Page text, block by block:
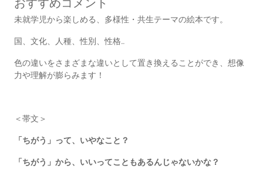
おすすめコメント
未就学児から楽しめる、多様性・共生テーマの絵本です。
国、文化、人種、性別、性格…
色の違いをさまざまな違いとして置き換えることができ、想像
力や理解が膨らみます！
＜帯文＞
「ちがう」って、いやなこと？
「ちがう」から、いいってこともあるんじゃないかな？